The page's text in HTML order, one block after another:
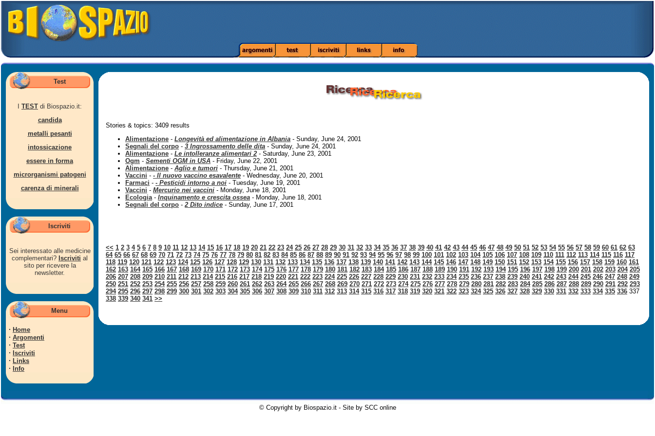
Test
TEST di Biospazio.it:
candida
metalli pesanti
intossicazione
essere in forma
microrganismi patogeni
carenza di minerali
Iscriviti
Sei interessato alle medicine
complementari? Iscriviti al
sito per ricevere la
newsletter.
Menu
· Home
· Argomenti
· Test
· Iscriviti
· Links
· Info
Stories & topics: 3409 results
Alimentazione - Longevità ed alimentazione in Albania - Sunday, June 24, 2001
Segnali del corpo - 3 Ingrossamento delle dita - Sunday, June 24, 2001
Alimentazione - Le intolleranze alimentari 2 - Saturday, June 23, 2001
Ogm - Sementi OGM in USA - Friday, June 22, 2001
Alimentazione - Aglio e tumori - Thursday, June 21, 2001
Vaccini - - Il nuovo vaccino esavalente - Wednesday, June 20, 2001
Farmaci - - Pesticidi intorno a noi - Tuesday, June 19, 2001
Vaccini - Mercurio nei vaccini - Monday, June 18, 2001
Ecologia- Inquinamento e crescita ossea - Monday, June 18, 2001
Segnali del corpo -2 Dito indice - Sunday, June 17, 2001
<< 1 2 3 4 5 6 7 8 9 10 11 12 13 14 15 16 17 18 19 20 21 22 23 24 25 26 27 28 29 30 31 32 33 34 35 36 37 38 39 40 41 42 43 44 45 46 47 48 49 50 51 52 53 54 55 56 57 58 59 60 61 62 63
64 65 66 67 68 69 70 71 72 73 74 75 76 77 78 79 80 81 82 83 84 85 86 87 88 89 90 91 92 93 94 95 96 97 98 99 100 101 102 103 104 105 106 107 108 109 110 111 112 113 114 115 116 117
118 119 120 121 122 123 124 125 126 127 128 129 130 131 132 133 134 135 136 137 138 139 140 141 142 143 144 145 146 147 148 149 150 151 152 153 154 155 156 157 158 159 160 161
162 163 164 165 166 167 168 169 170 171 172 173 174 175 176 177 178 179 180 181 182 183 184 185 186 187 188 189 190 191 192 193 194 195 196 197 198 199 200 201 202 203 204 205
206 207 208 209 210 211 212 213 214 215 216 217 218 219 220 221 222 223 224 225 226 227 228 229 230 231 232 233 234 235 236 237 238 239 240 241 242 243 244 245 246 247 248 249
250 251 252 253 254 255 256 257 258 259 260 261 262 263 264 265 266 267 268 269 270 271 272 273 274 275 276 277 278 279 280 281 282 283 284 285 286 287 288 289 290 291 292 293
294 295 296 297 298 299 300 301 302 303 304 305 306 307 308 309 310 311 312 313 314 315 316 317 318 319 320 321 322 323 324 325 326 327 328 329 330 331 332 333 334 335 336 337
338 339 340 341 >>
© Copyright by Biospazio.it - Site by SCC online